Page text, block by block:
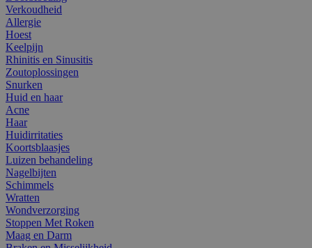
Verkoudheid
Allergie
Hoest
Keelpijn
Rhinitis en Sinusitis
Zoutoplossingen
Snurken
Huid en haar
Acne
Haar
Huidirritaties
Koortsblaasjes
Luizen behandeling
Nagelbijten
Schimmels
Wratten
Wondverzorging
Stoppen Met Roken
Maag en Darm